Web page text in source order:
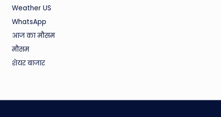
Weather US
WhatsApp
आज का मौसम
मौसम
शेयर बाजार